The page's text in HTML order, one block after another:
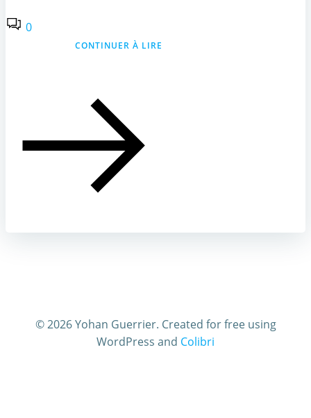
0
CONTINUER À LIRE
© 2026 Yohan Guerrier. Created for free using
WordPress and Colibri